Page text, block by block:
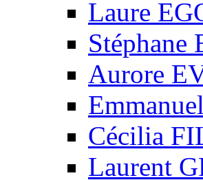
Laure
Stéphane
Aurore
Cécilia
Laurent